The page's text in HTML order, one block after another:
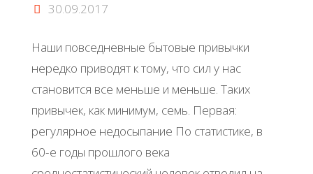
30.09.2017
Наши повседневные бытовые привычки
нередко приводят к тому, что сил у нас
становится все меньше и меньше. Таких
привычек, как минимум, семь. Первая:
регулярное недосыпание По статистике, в
60-е годы прошлого века